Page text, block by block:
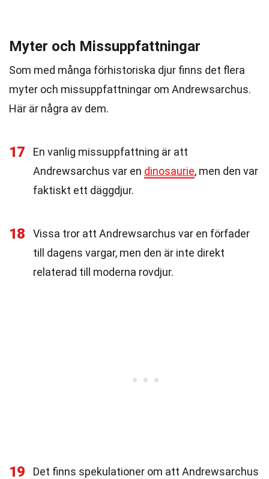
Myter och Missuppfattningar
Som med många förhistoriska djur finns det flera
myter och missuppfattningar om Andrewsarchus.
Här är några av dem.
17
En vanlig missuppfattning är att
Andrewsarchus var en dinosaurie, men den var
faktiskt ett däggdjur.
18
Vissa tror att Andrewsarchus var en förfader
till dagens vargar, men den är inte direkt
relaterad till moderna rovdjur.
19 Det finns spekulationer om att Andrewsarchus